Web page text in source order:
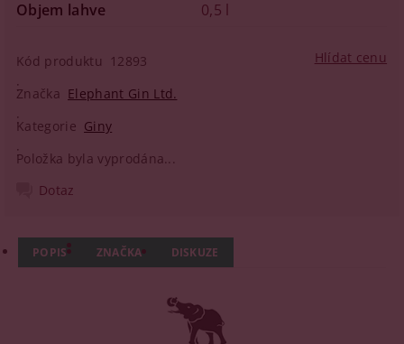
Objem lahve
0,5 l
Kód produktu
12893
Značka Elephant Gin Ltd.
Kategorie Giny
Položka byla vyprodána...
Hlídat cenu
Dotaz
POPIS ZNAČKA DISKUZE